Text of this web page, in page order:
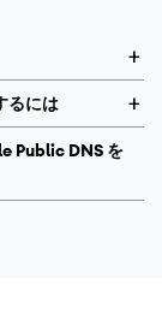
るには
Public DNS を